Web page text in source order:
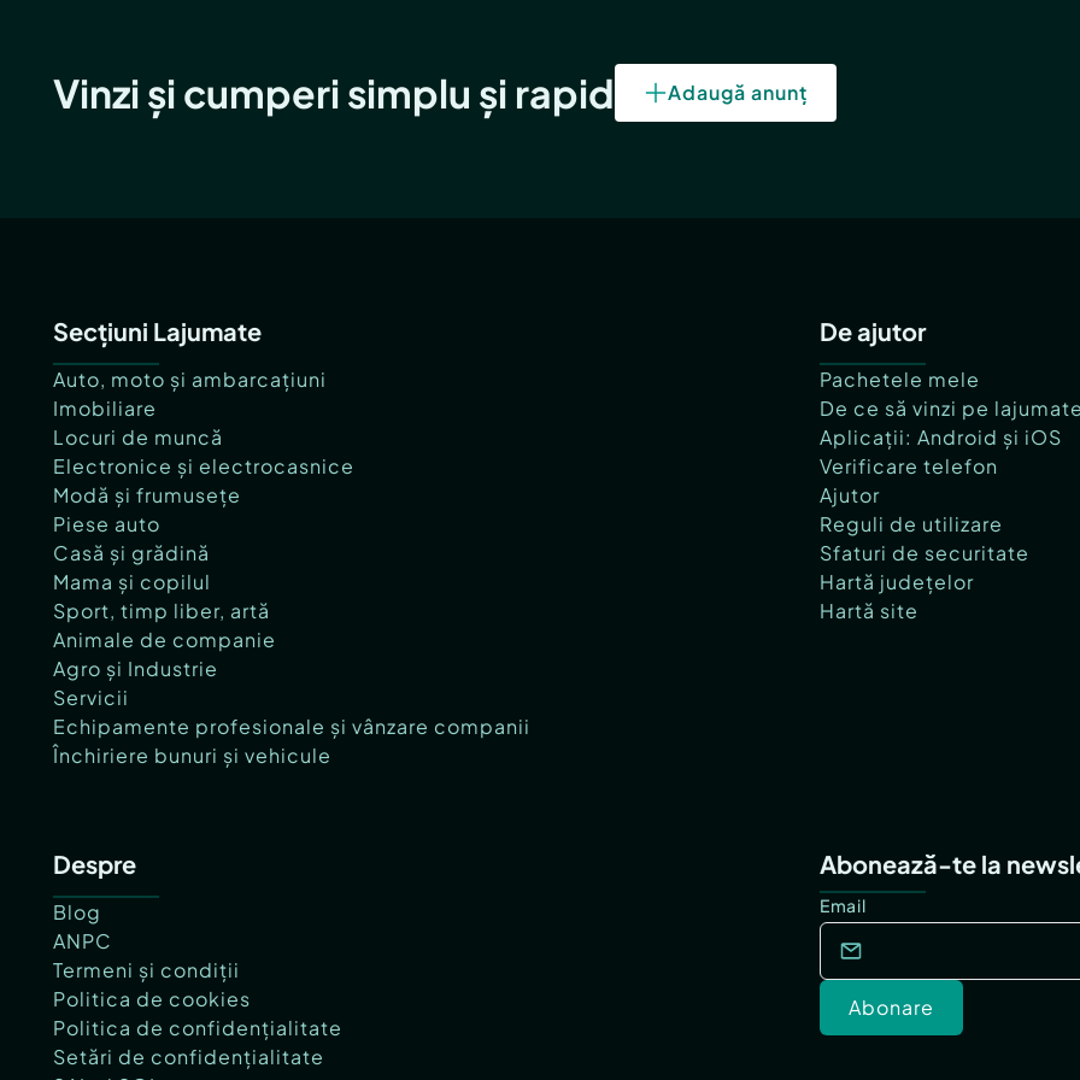
Vinzi și cumperi simplu și rapid Adaugă anunț
Secțiuni Lajumate
Auto, moto și ambarcațiuni
Imobiliare
Locuri de muncă
Electronice și electrocasnice
Modă și frumusețe
Piese auto
Casă și grădină
Mama și copilul
Sport, timp liber, artă
Animale de companie
Agro și Industrie
Servicii
Echipamente profesionale și vânzare companii
Închiriere bunuri și vehicule
De ajutor
Pachetele mele
De ce să vinzi pe
Aplicații: Android și iOS
Verificare telefon
Ajutor
Reguli de utilizare
Sfaturi de securitate
Hartă județelor
Hartă site
Despre
Blog
ANPC
Termeni și condiții
Politica de cookies
Politica de confidențialitate
Setări de confidențialitate
Abonează-te la
Email
Abonare